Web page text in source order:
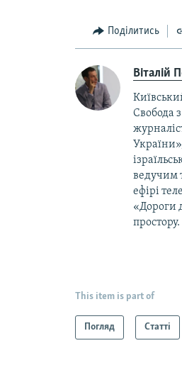
Поділитись
Віталій
Свобода
ведучим
ефірі
«Дороги
простору.
This item is part of
Погляд Статті